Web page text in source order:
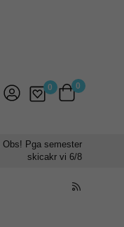
0 0
Obs! Pga semester
skicakr vi 6/8